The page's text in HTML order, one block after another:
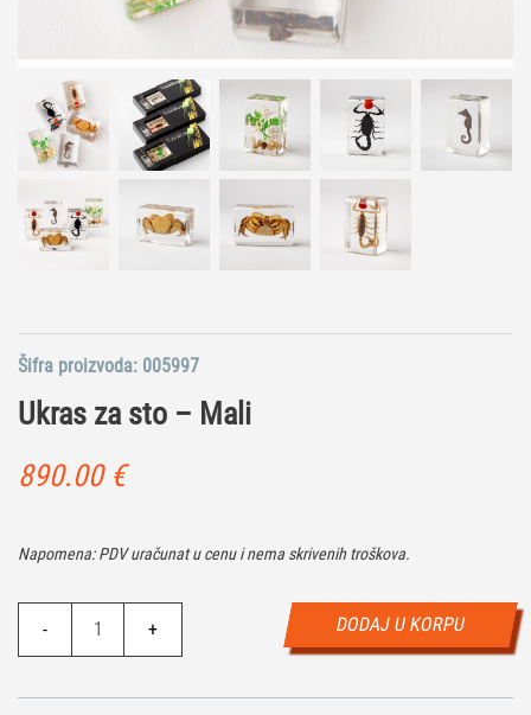
Ukras za sto – Mali
890.00 €
Napomena: PDV uračunat u cenu i nema skrivenih troškova.
-
-
+ DODAJ U KORPU
Šifra proizvoda: 005997